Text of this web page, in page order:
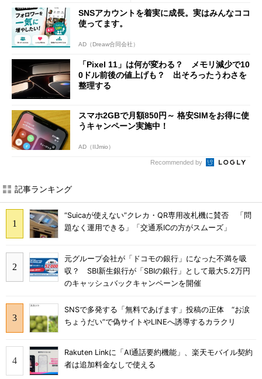
SNSアカウントを着実に成長。実はみんなココ
使ってます。
AD（Dreaw合同会社）
「Pixel 11」は何が変わる？ メモリ減少で10
0ドル前後の値上げも？ 出そろったうわさを
整理する
スマホ2GBで月額850円～ 格安SIMをお得に使
うキャンペーン実施中！
AD（IIJmio）
Recommended by
記事ランキング
“Suicaが使えない”クレカ・QR専用改札機に賛否 「問
題なく運用できる」「交通系ICの方がスムーズ」
元グループ会社が「ドコモの銀行」になった不満を吸
収？ SBI新生銀行が「SBIの銀行」として最大5.2万円
のキャッシュバックキャンペーンを開催
SNSで多発する「無料であげます」投稿の正体 “お涙
ちょうだい”で偽サイトやLINEへ誘導するカラクリ
Rakuten Linkに「AI通話要約機能」、楽天モバイル契約
者は追加料金なしで使える